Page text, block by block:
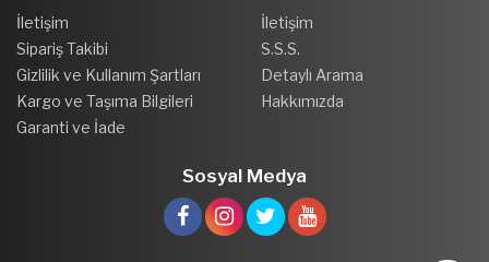
İletişim
Sipariş Takibi
Gizlilik ve Kullanım Şartları
Kargo ve Taşıma Bilgileri
Garanti ve İade
İletişim
S.S.S.
Detaylı Arama
Hakkımızda
Sosyal Medya